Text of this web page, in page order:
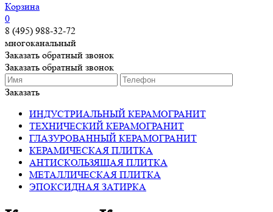
Корзина
0
8 (495) 988-32-72
многоканальный
Заказать обратный звонок
Заказать обратный звонок
Заказать
ИНДУСТРИАЛЬНЫЙ КЕРАМОГРАНИТ
ТЕХНИЧЕСКИЙ КЕРАМОГРАНИТ
ГЛАЗУРОВАННЫЙ КЕРАМОГРАНИТ
КЕРАМИЧЕСКАЯ ПЛИТКА
АНТИСКОЛЬЗЯЩАЯ ПЛИТКА
МЕТАЛЛИЧЕСКАЯ ПЛИТКА
ЭПОКСИДНАЯ ЗАТИРКА